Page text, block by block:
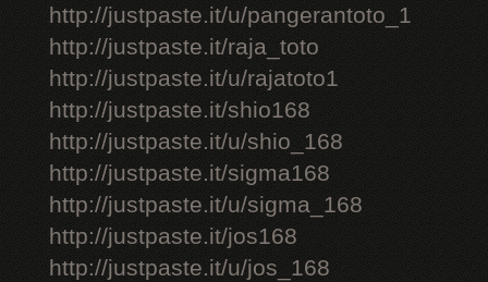
http://justpaste.it/u/pangerantoto_1
http://justpaste.it/raja_toto
http://justpaste.it/u/rajatoto1
http://justpaste.it/shio168
http://justpaste.it/u/shio_168
http://justpaste.it/sigma168
http://justpaste.it/u/sigma_168
http://justpaste.it/jos168
http://justpaste.it/u/jos_168